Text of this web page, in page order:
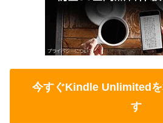
今すぐKindle Unlimited
す